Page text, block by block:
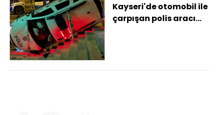
Kayseri'de otomobil ile
çarpışan polis aracı